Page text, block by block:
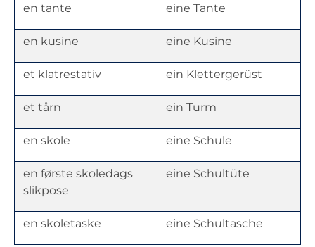
en tante eine Tante
en kusine eine Kusine
et klatrestativ ein Klettergerüst
et tårn ein Turm
en skole eine Schule
en første skoledags
slikpose
eine Schultüte
en skoletaske eine Schultasche